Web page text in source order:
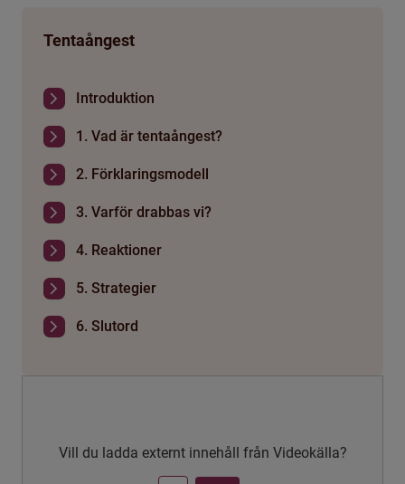
Tentaångest
Introduktion
1. Vad är tentaångest?
2. Förklaringsmodell
3. Varför drabbas vi?
4. Reaktioner
5. Strategier
6. Slutord
Vill du ladda externt innehåll från Videokälla?